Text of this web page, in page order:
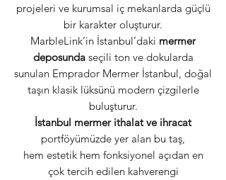
projeleri ve kurumsal iç mekanlarda güçlü
bir karakter oluşturur.
MarbleLink’in İstanbul’daki mermer
deposundaseçili ton ve dokularda
sunulan Emprador Mermer İstanbul, doğal
taşın klasik lüksünü modern çizgilerle
buluşturur.
İstanbul mermer ithalat ve ihracat
portföyümüzde yer alan bu taş,
hem estetik hem fonksiyonel açıdan en
çok tercih edilen kahverengi